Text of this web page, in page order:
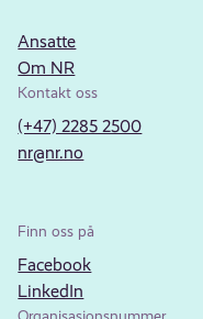
Ansatte
Om NR
Kontakt oss
(+47) 2285 2500
nr@nr.no
Finn oss på
Facebook
LinkedIn
Organisasjonsnummer